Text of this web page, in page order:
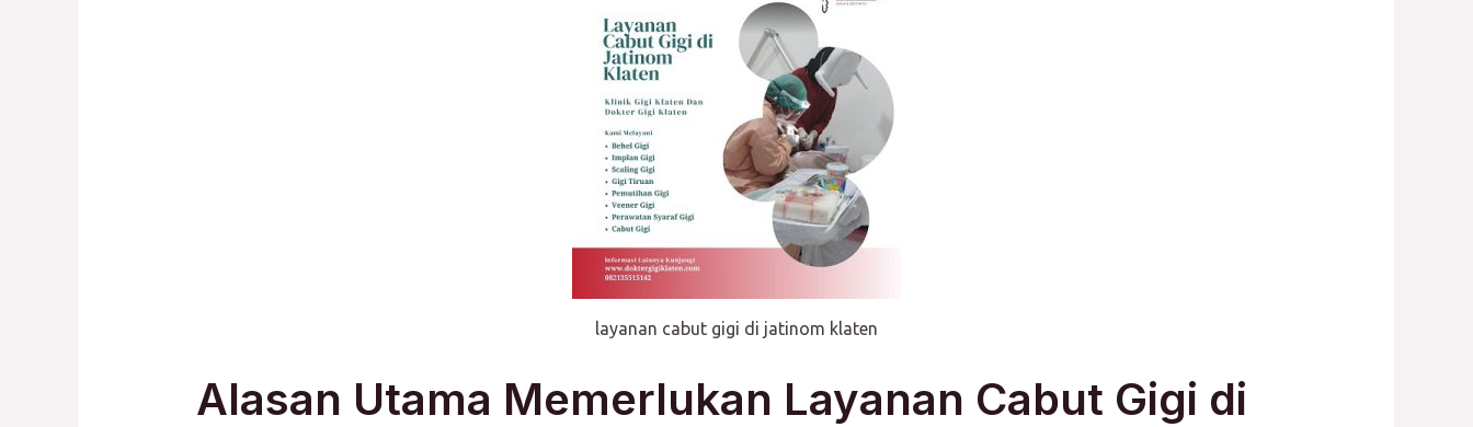
layanan cabut gigi di jatinom klaten
Alasan Utama Memerlukan Layanan Cabut Gigi di